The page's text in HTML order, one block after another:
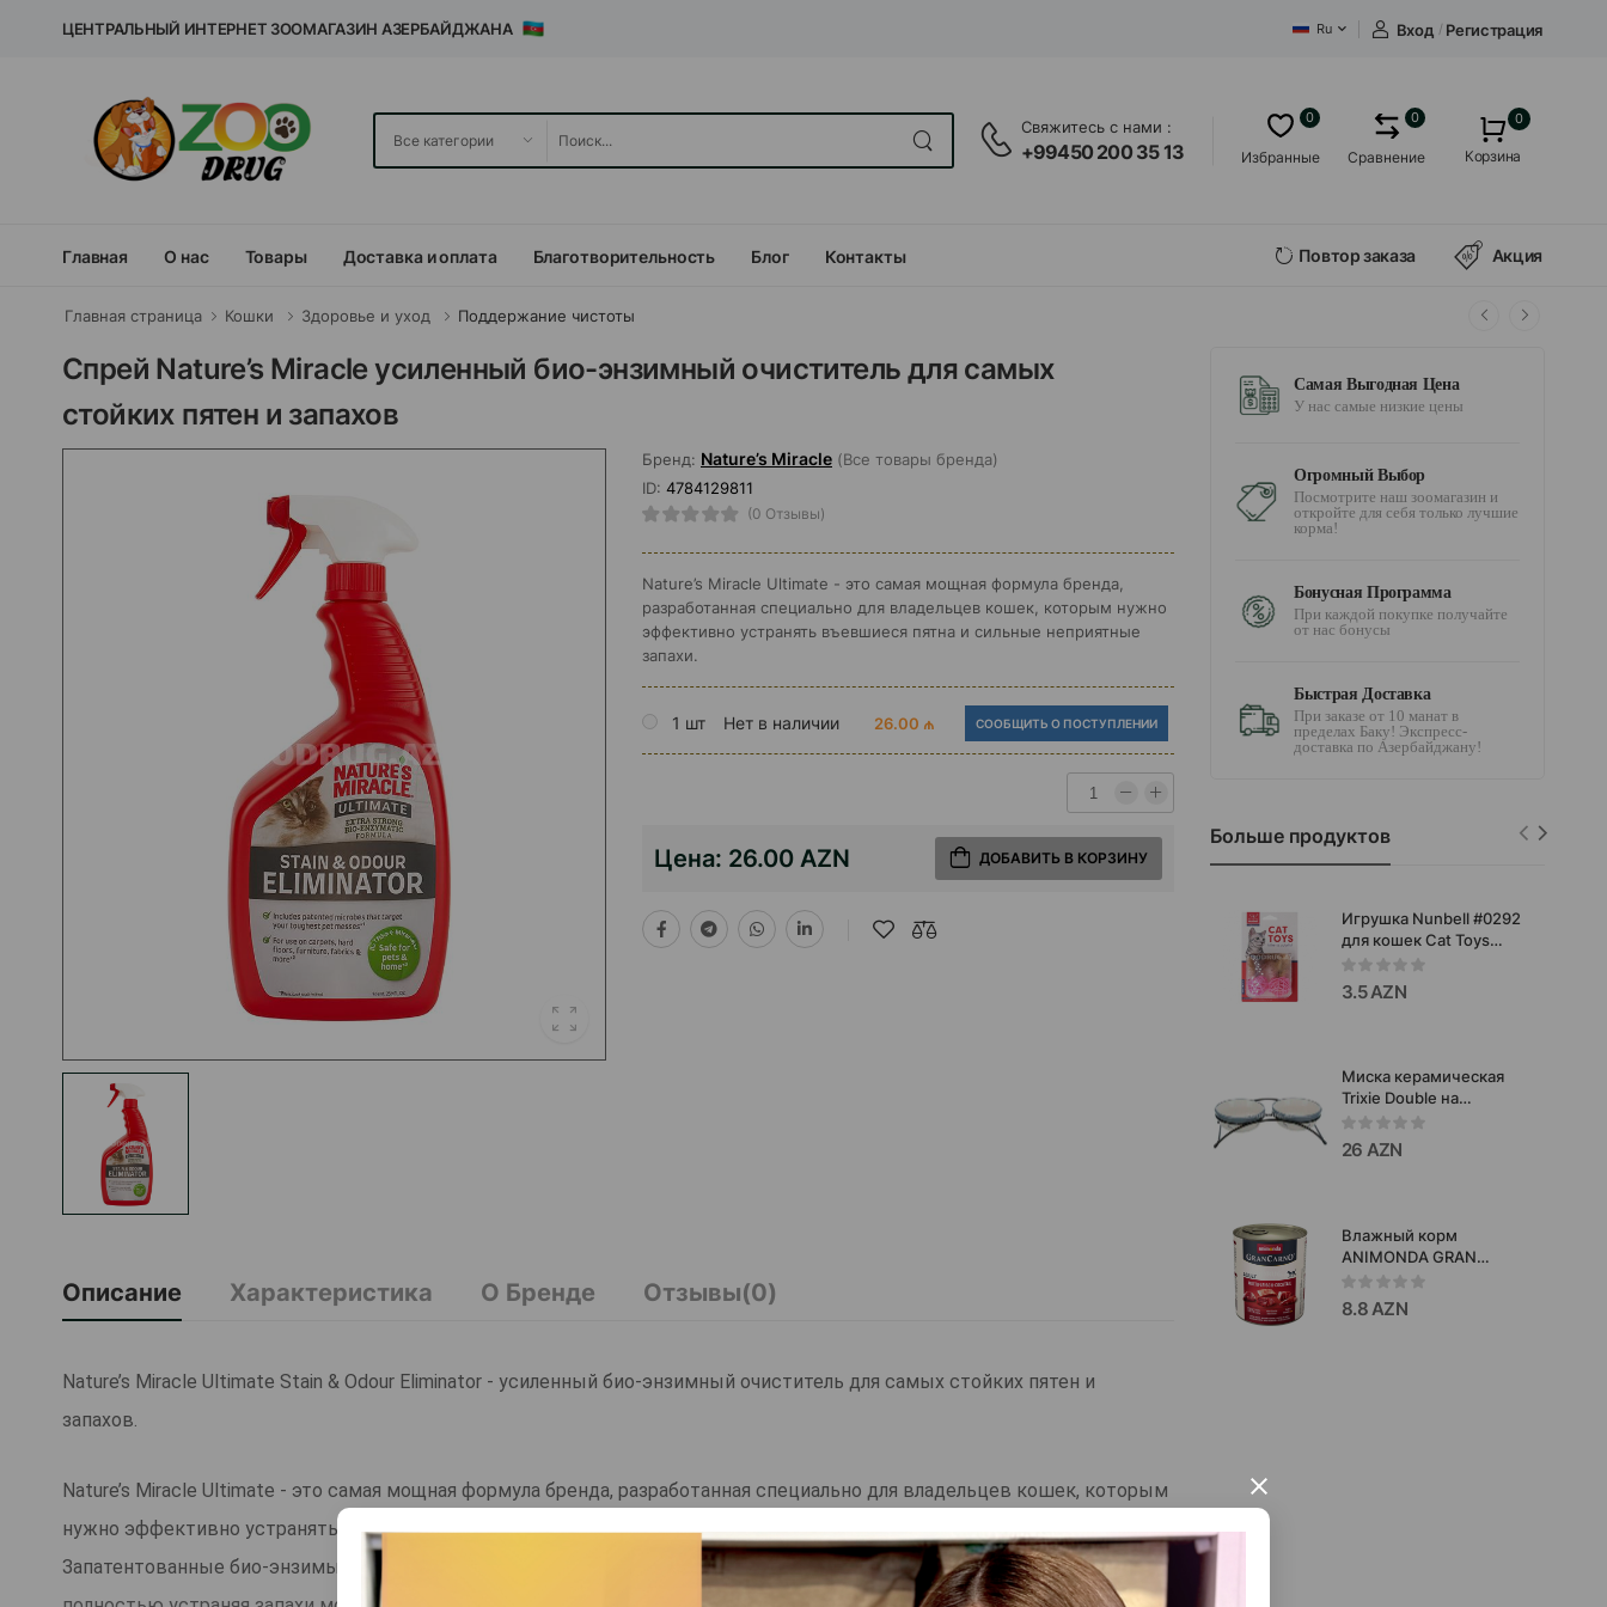
×
ЦЕНТРАЛЬНЫЙ ИНТЕРНЕТ ЗООМАГАЗИН АЗЕРБАЙДЖАНА Ru Вход / Регистрация
Свяжитесь с нами :
+99450 200 35 13 Избранные
0
Сравнение
0 0
Корзина
Главная О нас Товары Доставка и оплата Благотворительность Блог Контакты Повтор заказа Акция
Главная страница Кошки Здоровье и уход Поддержание чистоты
Спрей Nature’s Miracle усиленный био-энзимный очиститель для самых
стойких пятен и запахов
Бренд: Nature’s Miracle (Все товары бренда)
ID: 4784129811
(0 Отзывы)
Nature’s Miracle Ultimate - это самая мощная формула бренда,
разработанная специально для владельцев кошек, которым нужно
эффективно устранять въевшиеся пятна и сильные неприятные
запахи.
1 шт Нет в наличии 26.00 ₼ СООБЩИТЬ О ПОСТУПЛЕНИИ
Цена: 26.00 AZN ДОБАВИТЬ В КОРЗИНУ
Описание Характеристика О Бренде Отзывы(0)
Nature’s Miracle Ultimate Stain & Odour Eliminator - усиленный био-энзимный очиститель для самых стойких пятен и
запахов.
Nature’s Miracle Ultimate - это самая мощная формула бренда, разработанная специально для владельцев кошек, которым
нужно эффективно устранять въевшиеся пятна и сильные неприятные запахи.
Запатентованные био-энзимы глубоко проникают в структуру загрязнения и разрушают его на молекулярном уровне,
Самая Выгодная Цена
У нас самые низкие цены
Огромный Выбор
Посмотрите наш зоомагазин и
откройте для себя только лучшие
корма!
Бонусная Программа
При каждой покупке получайте
от нас бонусы
Быстрая Доставка
При заказе от 10 манат в
пределах Баку! Экспресс-
доставка по Азербайджану!
Больше продуктов
Игрушка Nunbell #0292
для кошек Cat Toys
яркий и увлекательный
набор из двух плетёных
мячиков с пушистыми
активных и игривых
питомцев.
3.5 AZN
Миска керамическая
Trixie Double на
подставке. Цвет:
Белый/Cиний. Объём:
2х300 мл.
26 AZN
Влажный корм
ANIMONDA GRAN
CARNO ORIGINAL ADULT
MULTIFLEISCH-
COCKTAIL для взрослых
8.8 AZN